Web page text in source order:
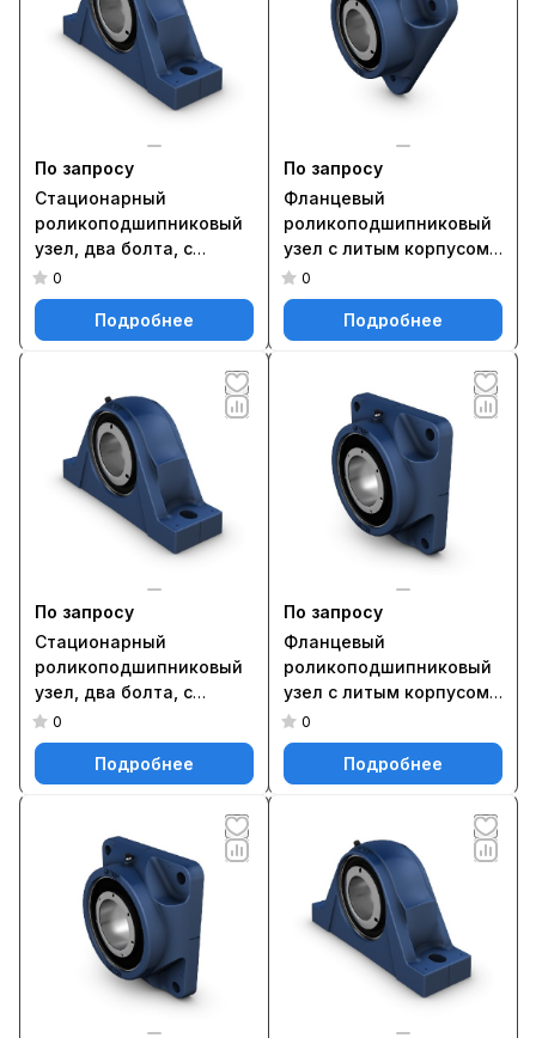
По запросу
Стационарный
роликоподшипниковый
узел, два болта, с
фиксацией методом
SKF ConCentra SYNT 70 F
0
Подробнее
По запросу
Фланцевый
роликоподшипниковый
узел с литым корпусом
FYNT 35 L
0
Подробнее
По запросу
Стационарный
роликоподшипниковый
узел, два болта, с
фиксацией методом
SKF ConCentra SYNT 75 F
0
Подробнее
По запросу
Фланцевый
роликоподшипниковый
узел с литым корпусом
FYNT 70 F
0
Подробнее